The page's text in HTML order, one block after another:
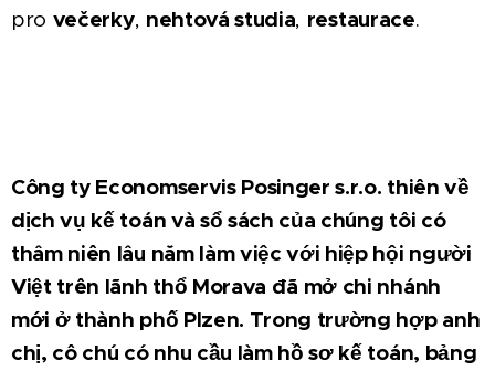
pro večerky, nehtová studia, restaurace.
Công ty Economservis Posinger s.r.o. thiên về
dịch vụ kế toán và sổ sách của chúng tôi có
thâm niên lâu năm làm việc với hiệp hội người
Việt trên lãnh thổ Morava đã mở chi nhánh
mới ở thành phố Plzen. Trong trường hợp anh
chị, cô chú có nhu cầu làm hồ sơ kế toán, bảng